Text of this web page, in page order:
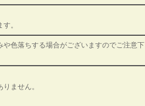
。
色落ちする場合がございますのでご注意下
ません。